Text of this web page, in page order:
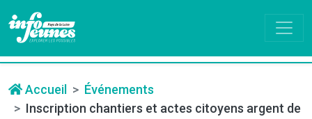
Accueil
Événements
Inscription chantiers et actes citoyens argent de